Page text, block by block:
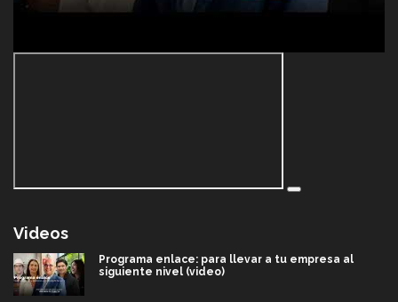
Videos
Programa enlace: para llevar a tu empresa al
siguiente nivel (video)